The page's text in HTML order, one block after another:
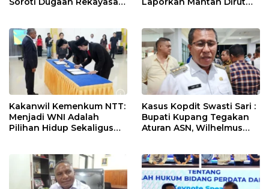
Kakanwil Kemenkum NTT:
Menjadi WNI Adalah
Pilihan Hidup Sekaligus
Kasus Kopdit Swasti Sari :
Bupati Kupang Tegakan
Aturan ASN, Wilhelmus
Agustus